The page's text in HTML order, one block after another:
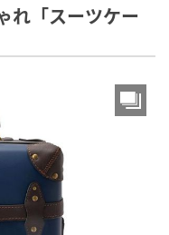
れ「スーツケー